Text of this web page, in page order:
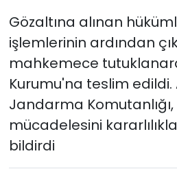
Gözaltına alınan
işlemlerinin ardından
mahkemece
Kurumu'na teslim
Jandarma
mücadelesini
bildirdi